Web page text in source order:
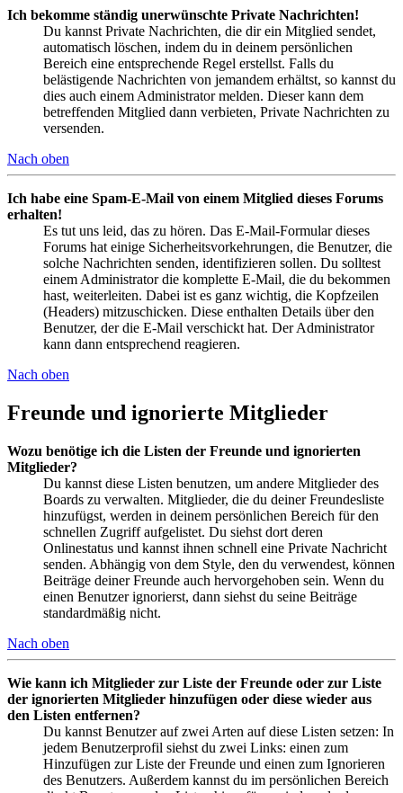
Ich bekomme ständig unerwünschte Private Nachrichten!
Du kannst Private Nachrichten, die dir ein Mitglied sendet,
automatisch löschen, indem du in deinem persönlichen
Bereich eine entsprechende Regel erstellst. Falls du
belästigende Nachrichten von jemandem erhältst, so kannst du
dies auch einem Administrator melden. Dieser kann dem
betreffenden Mitglied dann verbieten, Private Nachrichten zu
versenden.
Nach oben
Ich habe eine Spam-E-Mail von einem Mitglied dieses Forums
erhalten!
Es tut uns leid, das zu hören. Das E-Mail-Formular dieses
Forums hat einige Sicherheitsvorkehrungen, die Benutzer, die
solche Nachrichten senden, identifizieren sollen. Du solltest
einem Administrator die komplette E-Mail, die du bekommen
hast, weiterleiten. Dabei ist es ganz wichtig, die Kopfzeilen
(Headers) mitzuschicken. Diese enthalten Details über den
Benutzer, der die E-Mail verschickt hat. Der Administrator
kann dann entsprechend reagieren.
Nach oben
Freunde und ignorierte Mitglieder
Wozu benötige ich die Listen der Freunde und ignorierten
Mitglieder?
Du kannst diese Listen benutzen, um andere Mitglieder des
Boards zu verwalten. Mitglieder, die du deiner Freundesliste
hinzufügst, werden in deinem persönlichen Bereich für den
schnellen Zugriff aufgelistet. Du siehst dort deren
Onlinestatus und kannst ihnen schnell eine Private Nachricht
senden. Abhängig von dem Style, den du verwendest, können
Beiträge deiner Freunde auch hervorgehoben sein. Wenn du
einen Benutzer ignorierst, dann siehst du seine Beiträge
standardmäßig nicht.
Nach oben
Wie kann ich Mitglieder zur Liste der Freunde oder zur Liste
der ignorierten Mitglieder hinzufügen oder diese wieder aus
den Listen entfernen?
Du kannst Benutzer auf zwei Arten auf diese Listen setzen: In
jedem Benutzerprofil siehst du zwei Links: einen zum
Hinzufügen zur Liste der Freunde und einen zum Ignorieren
des Benutzers. Außerdem kannst du im persönlichen Bereich